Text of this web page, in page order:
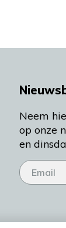
Neem
op onze
en